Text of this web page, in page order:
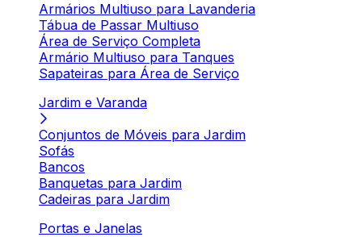
Armários Multiuso para Lavanderia
Tábua de Passar Multiuso
Área de Serviço Completa
Armário Multiuso para Tanques
Sapateiras para Área de Serviço
Jardim e Varanda
Conjuntos de Móveis para Jardim
Sofás
Bancos
Banquetas para Jardim
Cadeiras para Jardim
Portas e Janelas